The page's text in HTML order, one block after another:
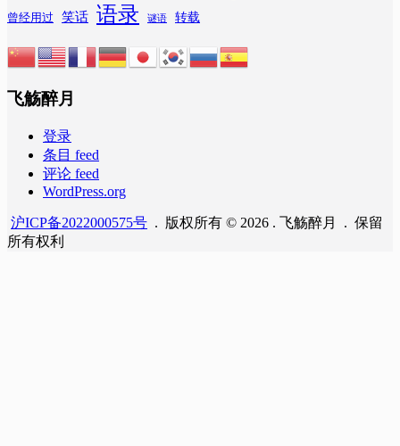
曾经用过 笑话 语录 谜语 转载
飞觞醉月
登录
条目 feed
评论 feed
WordPress.org
沪ICP备2022000575号 . 版权所有 © 2026 . 飞觞醉月 . 保留
所有权利